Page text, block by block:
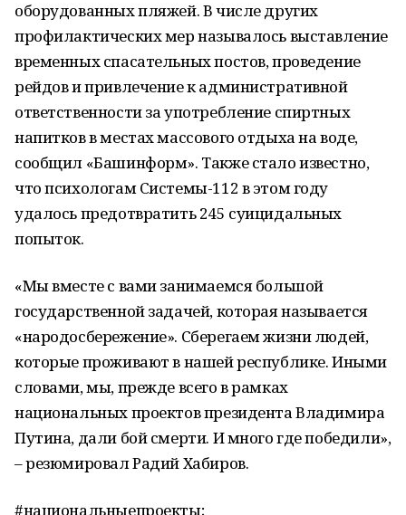
оборудованных пляжей. В числе других
профилактических мер называлось выставление
временных спасательных постов, проведение
рейдов и привлечение к административной
ответственности за употребление спиртных
напитков в местах массового отдыха на воде,
сообщил «Башинформ». Также стало известно,
что психологам Системы-112 в этом году
удалось предотвратить 245 суицидальных
попыток.
«Мы вместе с вами занимаемся большой
государственной задачей, которая называется
«народосбережение». Сберегаем жизни людей,
которые проживают в нашей республике. Иными
словами, мы, прежде всего в рамках
национальных проектов президента Владимира
Путина, дали бой смерти. И много где победили»,
– резюмировал Радий Хабиров.
#национальныепроекты;